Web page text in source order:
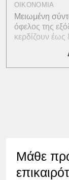
ΟΙΚΟΝΟΜΙΑ
Μειωμένη
όφελος της
κερδίζουν
Μάθε